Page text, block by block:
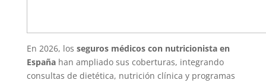
En 2026, los seguros médicos con nutricionista en
Españahan ampliado sus coberturas, integrando
consultas de dietética, nutrición clínica y programas